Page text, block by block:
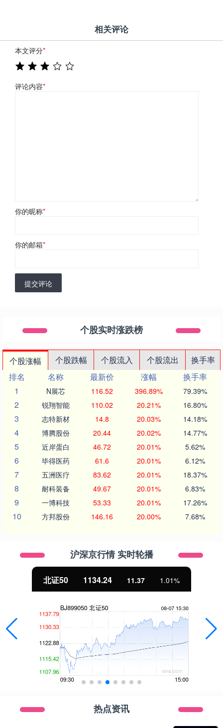
相关评论
本文评分*
评论内容*
你的昵称*
你的邮箱*
提交评论
个股实时涨跌榜
个股涨幅 个股跌幅 个股流入 个股流出
换手率
排名
名称 最新价 涨幅
换手率
1
N展芯 116.52 396.89% 79.39%
2 锐翔智能 110.02 20.21% 16.80%
3 志特新材 14.8 20.03% 14.18%
4 博腾股份 20.44 20.02% 14.77%
5 近岸蛋白 46.72 20.01% 5.62%
6 毕得医药 61.6 20.01% 6.12%
7 五洲医疗 83.62 20.01% 18.37%
8 耐科装备 49.67 20.01% 6.83%
9 一博科技 53.33 20.01% 17.26%
10 方邦股份 146.16 20.00% 7.68%
沪深京行情 实时轮播
北证50 1134.24 11.37 1.01%
热点资讯